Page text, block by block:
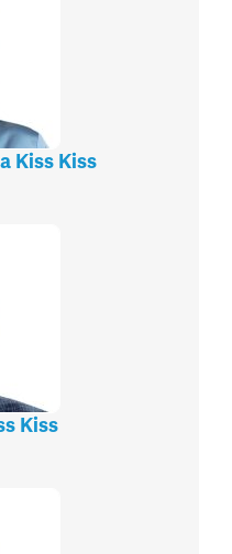
Kiss Kiss
Kiss